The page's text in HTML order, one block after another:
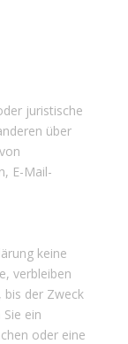
juristische
über
E-Mail-
keine
verbleiben
bis der Zweck
ein
oder eine